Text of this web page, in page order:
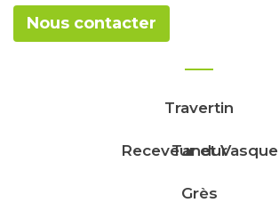
Nous contacter
Travertin
Receveur et Vasque
Tandur
Grès